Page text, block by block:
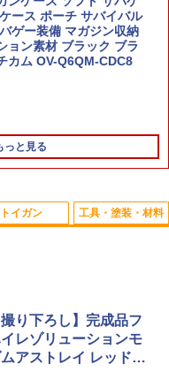
ース ポーチ サバイバル
ゲー装備 マガジン収納
ョン素材 ブラック ブラ
カム OV-Q6QM-CDC8
っと見る
2駆オフロードディッシ
前輪（60/19）【5433
ツ
京商】 5.8座付ハー
ジ穴/4Pcs)
S.H.フィギュアー
仮面ライダーBLACK
布製 塗装済み
バンダイ スピリッツ)
ンダムX ガンダムレオ
ール 色分け済みプラモ
トイガン
MARUI) No.25 コル
18歳以上エアーHOP
工具・塗装・材料
タイト) シールはがし
り下ろし】完成品フ
レゾリューションモ
アストレイ レッドフ